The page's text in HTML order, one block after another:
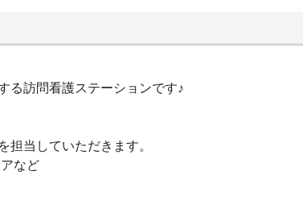
訪問看護ステーションです♪
当していただきます。
など